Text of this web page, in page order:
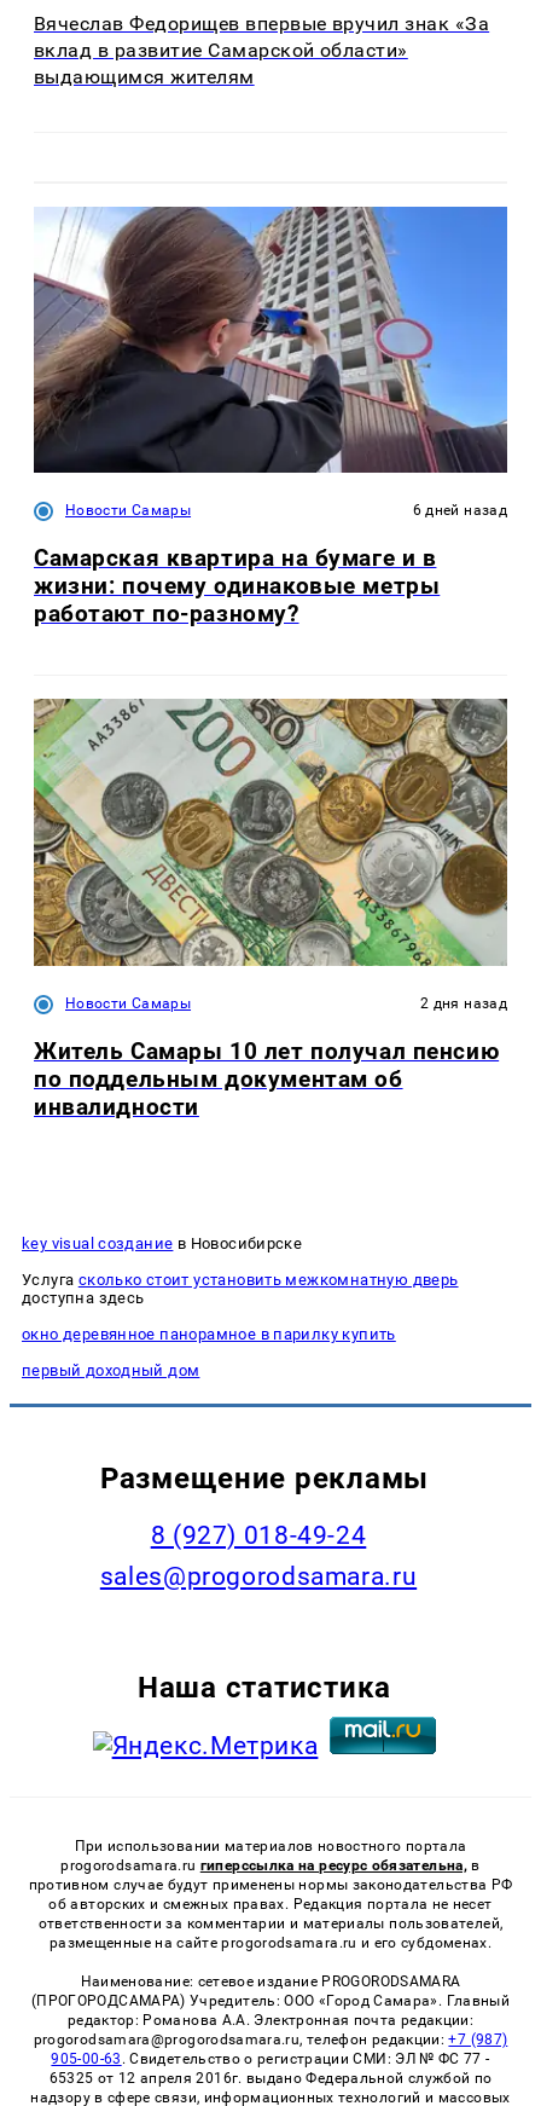
Вячеслав Федорищев впервые вручил знак «За
вклад в развитие Самарской области»
выдающимся жителям
Новости Самары 6 дней назад
Самарская квартира на бумаге и в
жизни: почему одинаковые метры
работают по-разному?
Новости Самары 2 дня назад
Житель Самары 10 лет получал пенсию
по поддельным документам об
инвалидности
key visual создание в Новосибирске
Услуга сколько стоит установить межкомнатную дверь
доступна здесь
окно деревянное панорамное в парилку купить
первый доходный дом
Размещение рекламы
8 (927) 018-49-24
sales@progorodsamara.ru
Наша статистика
При использовании материалов новостного портала
progorodsamara.ru гиперссылка на ресурс обязательна, в
противном случае будут применены нормы законодательства РФ
об авторских и смежных правах. Редакция портала не несет
ответственности за комментарии и материалы пользователей,
размещенные на сайте progorodsamara.ru и его субдоменах.
Наименование: сетевое издание PROGORODSAMARA
(ПРОГОРОДСАМАРА) Учредитель: ООО «Город Самара». Главный
редактор: Романова А.А. Электронная почта редакции:
progorodsamara@progorodsamara.ru, телефон редакции:+7 (987)
905-00-63 . Свидетельство о регистрации СМИ: ЭЛ № ФС 77 -
65325 от 12 апреля 2016г. выдано Федеральной службой по
надзору в сфере связи, информационных технологий и массовых